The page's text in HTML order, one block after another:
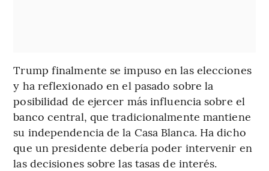
Trump finalmente se impuso en las elecciones
y ha reflexionado en el pasado sobre la
posibilidad de ejercer más influencia sobre el
banco central, que tradicionalmente mantiene
su independencia de la Casa Blanca. Ha dicho
que un presidente debería poder intervenir en
las decisiones sobre las tasas de interés.